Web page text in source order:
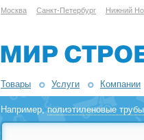
Москва Санкт-Петербург Нижний
Товары Услуги Компании
Например,полиэтиленовые трубы